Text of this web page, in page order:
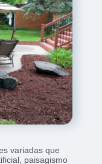
variadas que
paisagismo